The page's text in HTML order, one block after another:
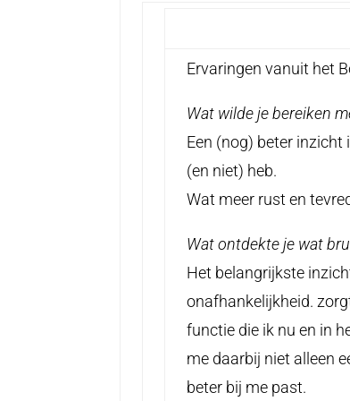
Ervaringen vanuit het
Wat wilde je bereiken
Een (nog) beter inzicht
(en niet) heb.
Wat meer rust en
Wat ontdekte je wat
Het belangrijkste
onafhankelijkheid.
functie die ik nu en in
me daarbij niet alleen
beter bij me past.